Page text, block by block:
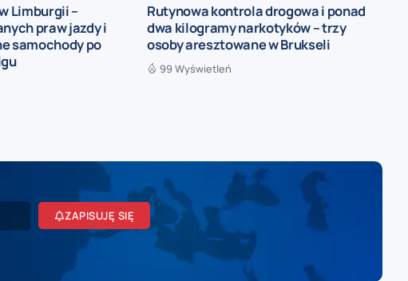
Limburgii –
praw jazdy i
samochody po
Rutynowa kontrola drogowa i ponad
dwa kilogramy narkotyków – trzy
osoby aresztowane w Brukseli
99 Wyświetleń
ZAPISUJĘ SIĘ